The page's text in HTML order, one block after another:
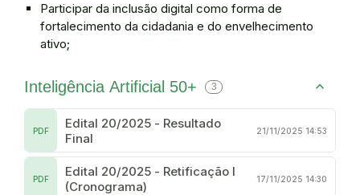
Participar da inclusão digital como forma de
fortalecimento da cidadania e do envelhecimento
ativo;
Inteligência Artificial 50+ 3
Edital 20/2025 - Resultado
Final
PDF 21/11/2025 14:53
Edital 20/2025 - Retificação I
(Cronograma)
PDF 17/11/2025 14:30